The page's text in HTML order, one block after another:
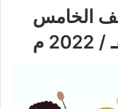
الخامس